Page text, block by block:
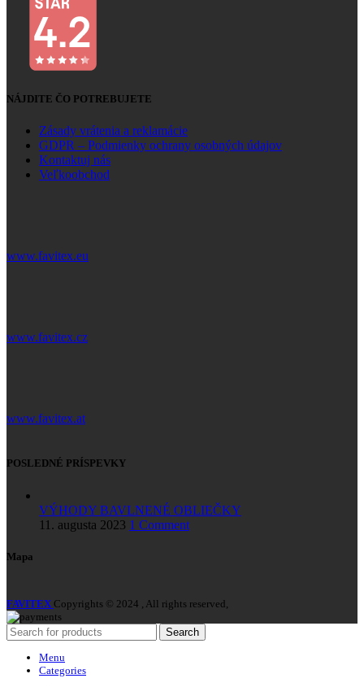
NÁJDITE ČO POTREBUJETE
Zásady vrátenia a reklamácie
GDPR – Podmienky ochrany osobných údajov
Kontaktuj nás
Veľkoobchod
www.favitex.eu
www.favitex.cz
www.favitex.at
POSLEDNÉ PRÍSPEVKY
VÝHODY BAVLNENÉ OBLIEČKY
11. augusta 2023 1 Comment
Mapa
FAVITEX Copyrights © 2024 , All rights reserved,
Search
Menu
Categories